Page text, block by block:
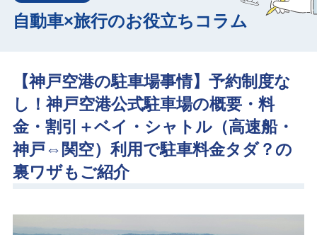
自動車×旅行のお役立ちコラム
【神戸空港の駐車場事情】予約制度な
し！神戸空港公式駐車場の概要・料
金・割引＋ベイ・シャトル（高速船・
神戸⇔関空）利用で駐車料金タダ？の
裏ワザもご紹介